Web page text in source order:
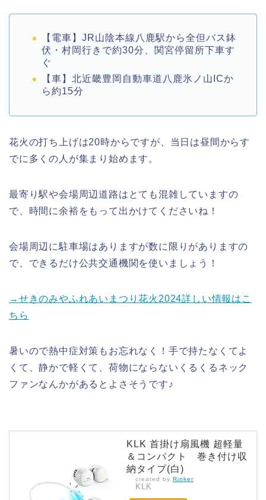
【電車】JR山陰本線八鹿駅から全但バス鉢
伏・村岡行きで約30分、関宮停留所下車す
ぐ
【車】北近畿豊岡自動車道八鹿氷ノ山ICか
ら約15分
花火の打ち上げは20時からですが、当日は昼間からす
でに多くの人が集まり始めます。
最寄り駅や会場周辺道路はとても混雑していますの
で、時間に余裕をもって出かけてくださいね！
会場周辺に駐車場はありますが数に限りがありますの
で、できるだけ公共交通機関を使いましょう！
→せきのみやふれあいまつり花火2024詳しい情報はこ
ちら
暑いので熱中症対策もお忘れなく！手で持たなくてよ
くて、静かで軽くて、荷物にならないくるくるネック
ファンなんかがあるとよさそうです♪
KLK 首掛け扇風機 超軽量
＆コンパクト 巻き付け収
納タイプ(白)
created by Rinker
KLK